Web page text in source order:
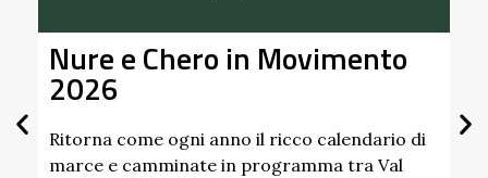
Nure e Chero in Movimento
2026
Ritorna come ogni anno il ricco calendario di
marce e camminate in programma tra Val